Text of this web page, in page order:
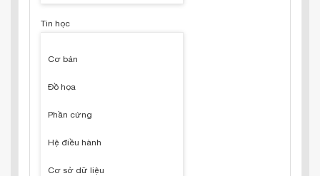
Tin học
Cơ bản
Đồ họa
Phần cứng
Hệ điều hành
Cơ sở dữ liệu